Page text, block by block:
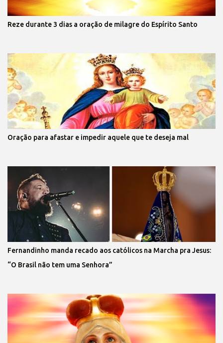
Reze durante 3 dias a oração de milagre do Espírito Santo
Oração para afastar e impedir aquele que te deseja mal
Fernandinho manda recado aos católicos na Marcha pra Jesus:
“O Brasil não tem uma Senhora”